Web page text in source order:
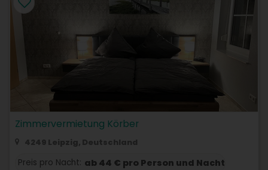
Zimmervermietung Körber
4249 Leipzig, Deutschland
Preis pro Nacht: ab 44 € pro Person und Nacht